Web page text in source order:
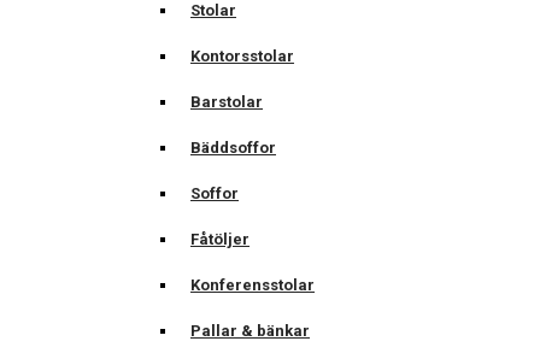
Stolar
Kontorsstolar
Barstolar
Bäddsoffor
Soffor
Fåtöljer
Konferensstolar
Pallar & bänkar